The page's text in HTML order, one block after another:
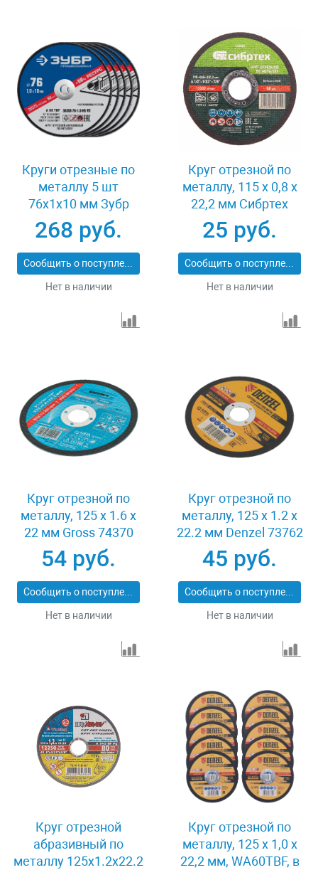
Круги отрезные по
металлу 5 шт
76x1x10 мм Зубр
36200-76-1.0-H5_z03
268 руб.
Сообщить о поступлении
Нет в наличии
Круг отрезной по
металлу, 115 х 0,8 х
22,2 мм Сибртех
743307
25 руб.
Сообщить о поступлении
Нет в наличии
Круг отрезной по
металлу, 125 х 1.6 х
22 мм Gross 74370
54 руб.
Сообщить о поступлении
Нет в наличии
Круг отрезной по
металлу, 125 х 1.2 х
22.2 мм Denzel 73762
45 руб.
Сообщить о поступлении
Нет в наличии
Круг отрезной
абразивный по
металлу 125x1.2x22.2
Круг отрезной по
металлу, 125 х 1,0 х
22,2 мм, WA60TBF, в